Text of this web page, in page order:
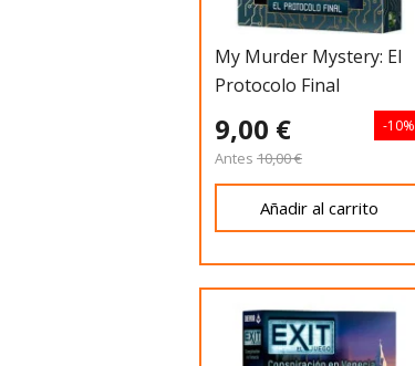
My Murder Mystery: El
Protocolo Final
9,00 €
Antes 10,00 €
-10%
Añadir al carrito